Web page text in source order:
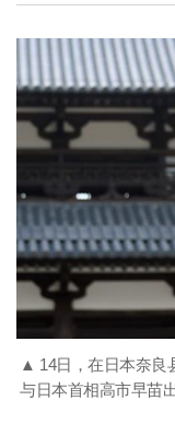
▲ 14日，在日本奈良
与日本首相高市早苗